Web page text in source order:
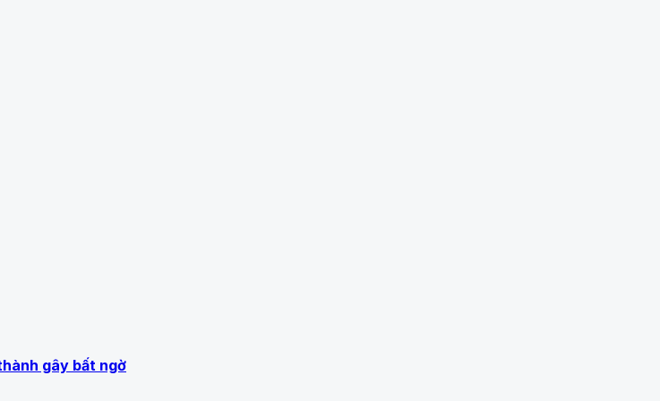
gây bất ngờ